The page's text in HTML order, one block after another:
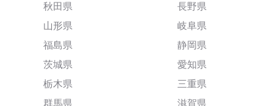
秋田県
山形県
福島県
茨城県
栃木県
群馬県
長野県
岐阜県
静岡県
愛知県
三重県
滋賀県